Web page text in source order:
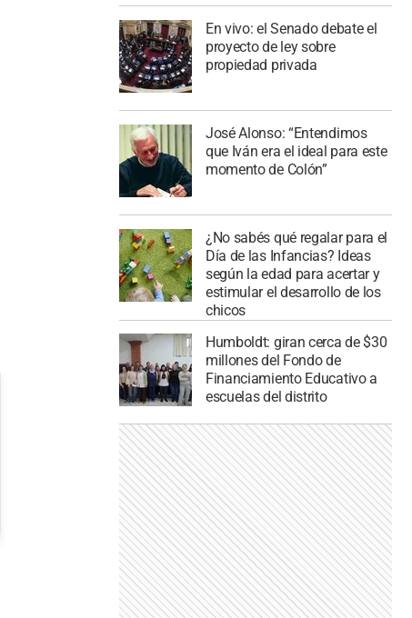
En vivo: el Senado debate el
proyecto de ley sobre
propiedad privada
José Alonso: “Entendimos
que Iván era el ideal para este
momento de Colón”
¿No sabés qué regalar para el
Día de las Infancias? Ideas
según la edad para acertar y
estimular el desarrollo de los
chicos
Humboldt: giran cerca de $30
millones del Fondo de
Financiamiento Educativo a
escuelas del distrito